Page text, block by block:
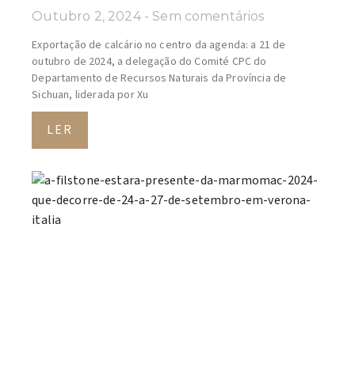
Outubro 2, 2024 Sem comentários
Exportação de calcário no centro da agenda: a 21 de
outubro de 2024, a delegação do Comité CPC do
Departamento de Recursos Naturais da Província de
Sichuan, liderada por Xu
LER